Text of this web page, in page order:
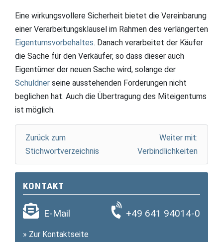
Eine wirkungsvollere Sicherheit bietet die Vereinbarung
einer Verarbeitungsklausel im Rahmen des verlängerten
Eigentumsvorbehaltes. Danach verarbeitet der Käufer
die Sache für den Verkäufer, so dass dieser auch
Eigentümer der neuen Sache wird, solange der
Schuldner seine ausstehenden Forderungen nicht
beglichen hat. Auch die Übertragung des Miteigentums
ist möglich.
Zurück zum
Stichwortverzeichnis
Weiter mit:
Verbindlichkeiten
KONTAKT
E-Mail +49 641 94014-0
» Zur Kontaktseite